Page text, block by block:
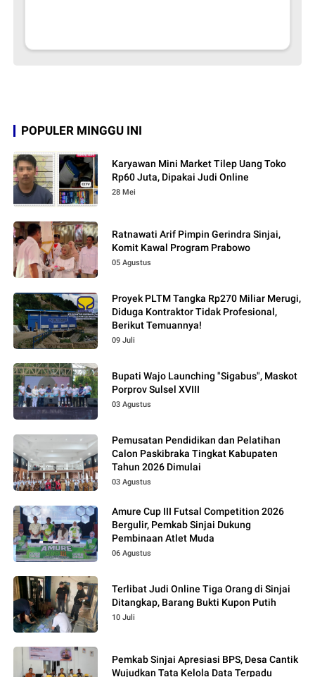
POPULER MINGGU INI
Karyawan Mini Market Tilep Uang Toko
Rp60 Juta, Dipakai Judi Online
28 Mei
Ratnawati Arif Pimpin Gerindra Sinjai,
Komit Kawal Program Prabowo
05 Agustus
Proyek PLTM Tangka Rp270 Miliar Merugi,
Diduga Kontraktor Tidak Profesional,
Berikut Temuannya!
09 Juli
Bupati Wajo Launching "Sigabus", Maskot
Porprov Sulsel XVIII
03 Agustus
Pemusatan Pendidikan dan Pelatihan
Calon Paskibraka Tingkat Kabupaten
Tahun 2026 Dimulai
03 Agustus
Amure Cup III Futsal Competition 2026
Bergulir, Pemkab Sinjai Dukung
Pembinaan Atlet Muda
06 Agustus
Terlibat Judi Online Tiga Orang di Sinjai
Ditangkap, Barang Bukti Kupon Putih
10 Juli
Pemkab Sinjai Apresiasi BPS, Desa Cantik
Wujudkan Tata Kelola Data Terpadu